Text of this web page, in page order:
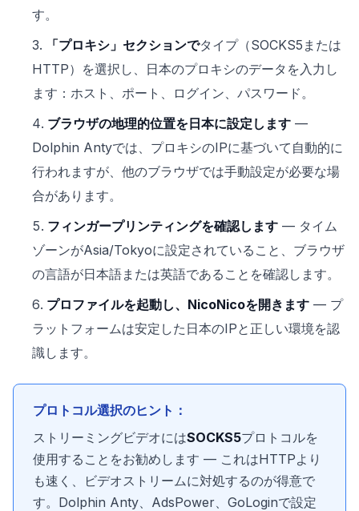
す。
「プロキシ」セクションでタイプ（SOCKS5または
HTTP）を選択し、日本のプロキシのデータを入力し
ます：ホスト、ポート、ログイン、パスワード。
ブラウザの地理的位置を日本に設定します —
Dolphin Antyでは、プロキシのIPに基づいて自動的に
行われますが、他のブラウザでは手動設定が必要な場
合があります。
フィンガープリンティングを確認します — タイム
ゾーンがAsia/Tokyoに設定されていること、ブラウザ
の言語が日本語または英語であることを確認します。
プロファイルを起動し、NicoNicoを開きます — プ
ラットフォームは安定した日本のIPと正しい環境を認
識します。
プロトコル選択のヒント：
ストリーミングビデオにはSOCKS5プロトコルを
使用することをお勧めします — これはHTTPより
も速く、ビデオストリームに対処するのが得意で
す。Dolphin Anty、AdsPower、GoLoginで設定